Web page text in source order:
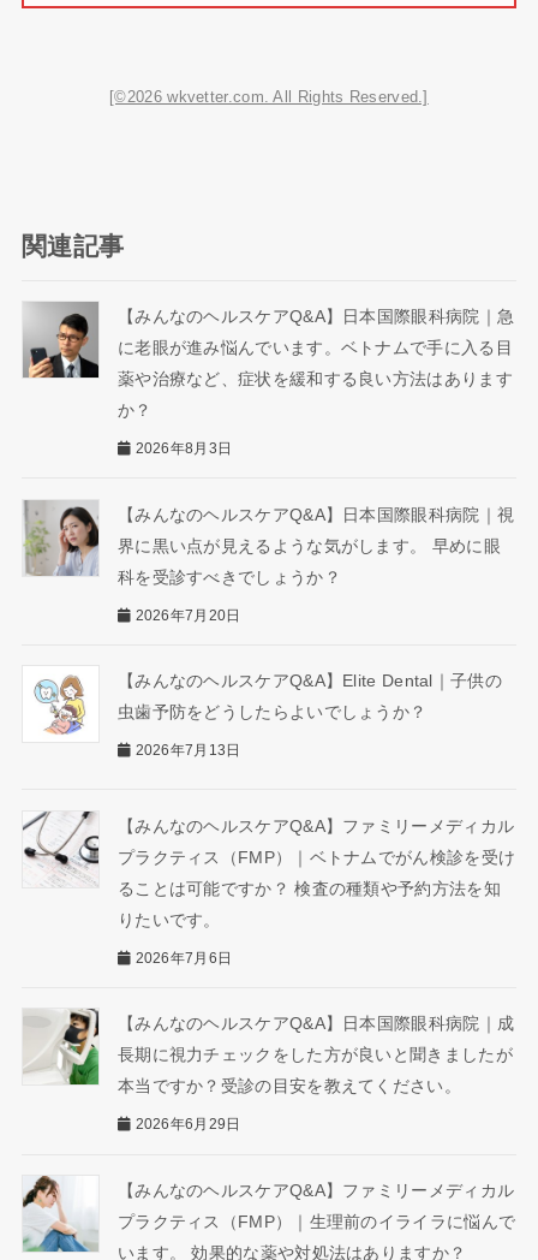
[©2026 wkvetter.com. All Rights Reserved.]
関連記事
【みんなのヘルスケアQ&A】日本国際眼科病院｜急
に老眼が進み悩んでいます。ベトナムで手に入る目
薬や治療など、症状を緩和する良い方法はあります
か？
2026年8月3日
【みんなのヘルスケアQ&A】日本国際眼科病院｜視
界に黒い点が見えるような気がします。 早めに眼
科を受診すべきでしょうか？
2026年7月20日
【みんなのヘルスケアQ&A】Elite Dental｜子供の
虫歯予防をどうしたらよいでしょうか？
2026年7月13日
【みんなのヘルスケアQ&A】ファミリーメディカル
プラクティス（FMP）｜ベトナムでがん検診を受け
ることは可能ですか？ 検査の種類や予約方法を知
りたいです。
2026年7月6日
【みんなのヘルスケアQ&A】日本国際眼科病院｜成
長期に視力チェックをした方が良いと聞きましたが
本当ですか？受診の目安を教えてください。
2026年6月29日
【みんなのヘルスケアQ&A】ファミリーメディカル
プラクティス（FMP）｜生理前のイライラに悩んで
います。 効果的な薬や対処法はありますか？